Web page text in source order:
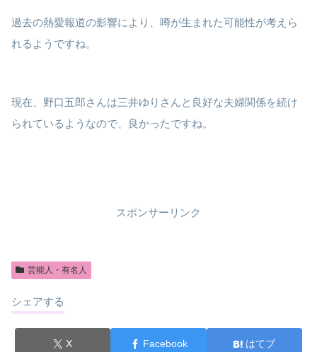
過去の熱愛報道の影響により、噂が生まれた可能性が考えら
れるようですね。
現在、野口五郎さんは三井ゆりさんと良好な夫婦関係を続け
られているようなので、良かったですね。
スポンサーリンク
芸能人・有名人
シェアする
X Facebook はてブ